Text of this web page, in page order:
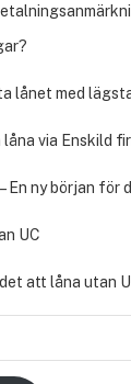
lånet med
via Enskild
En ny början för
UC
att låna utan